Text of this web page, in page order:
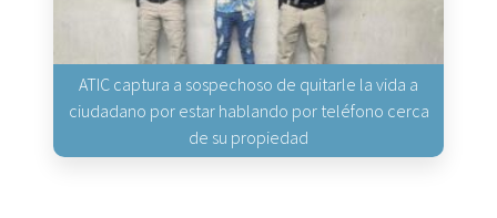
ATIC captura a sospechoso de quitarle la vida a
ciudadano por estar hablando por teléfono cerca
de su propiedad